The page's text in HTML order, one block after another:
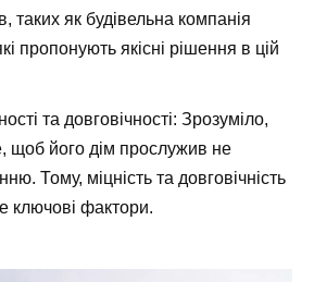
таких як будівельна компанія
пропонують якісні рішення в цій
та довговічності: Зрозуміло,
щоб його дім прослужив не
Тому, міцність та довговічність
ключові фактори.